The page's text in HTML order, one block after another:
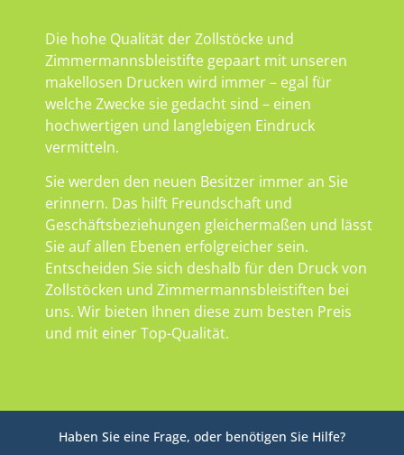
Die hohe Qualität der Zollstöcke und
Zimmermannsbleistifte gepaart mit unseren
makellosen Drucken wird immer – egal für
welche Zwecke sie gedacht sind – einen
hochwertigen und langlebigen Eindruck
vermitteln.
Sie werden den neuen Besitzer immer an Sie
erinnern. Das hilft Freundschaft und
Geschäftsbeziehungen gleichermaßen und lässt
Sie auf allen Ebenen erfolgreicher sein.
Entscheiden Sie sich deshalb für den Druck von
Zollstöcken und Zimmermannsbleistiften bei
uns. Wir bieten Ihnen diese zum besten Preis
und mit einer Top-Qualität.
Haben Sie eine Frage, oder benötigen Sie Hilfe?